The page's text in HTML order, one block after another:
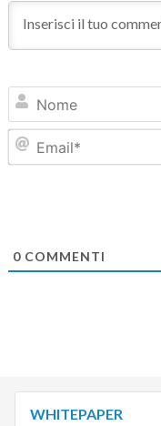
0COMMENTI
WHITEPAPER